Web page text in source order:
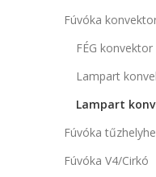
Fúvóka
FÉG
Lampart
Lampart
Fúvóka
Fúvóka V4/Cirkó